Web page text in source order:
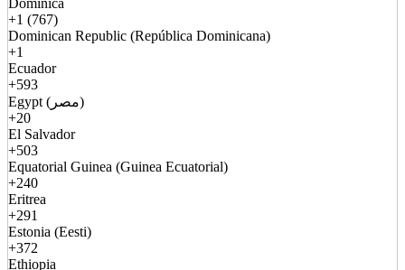
Dominica
+1 (767)
Dominican Republic (República Dominicana)
+1
Ecuador
+593
Egypt (مصر)
+20
El Salvador
+503
Equatorial Guinea (Guinea Ecuatorial)
+240
Eritrea
+291
Estonia (Eesti)
+372
Ethiopia